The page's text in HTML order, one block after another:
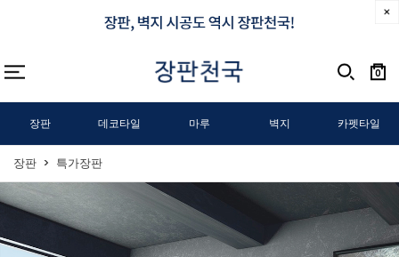
0
장판 데코타일 마루 벽지 카펫타일
장판 특가장판